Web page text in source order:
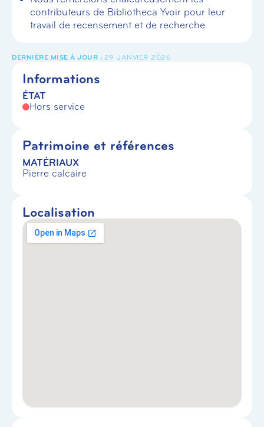
contributeurs de Bibliotheca Yvoir pour leur
travail de recensement et de recherche.
29 JANVIER 2026
Informations
ÉTAT
Hors service
Patrimoine et références
MATÉRIAUX
Pierre calcaire
Localisation